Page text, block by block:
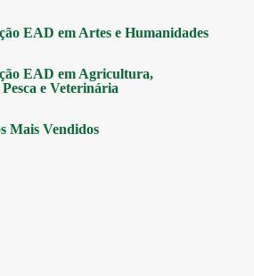
EAD em Artes e Humanidades
EAD em Agricultura,
e Veterinária
Mais Vendidos